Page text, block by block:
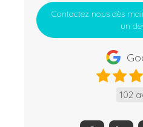
Contactez nous dès
un
102